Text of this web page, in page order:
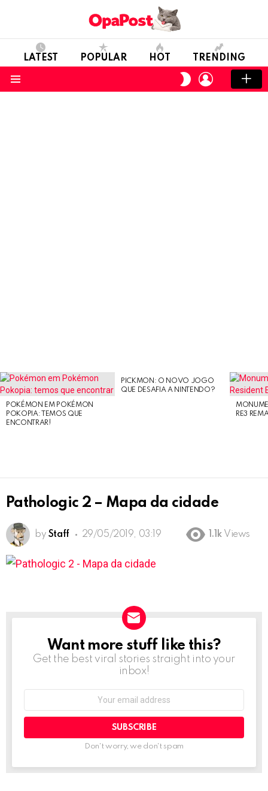
LATEST POPULAR HOT TRENDING
SWITCH
SKIN
LOGIN
LATEST
STORIES
POKÉMON EM POKÉMON
POKOPIA: TEMOS QUE
ENCONTRAR!
PICKMON: O NOVO JOGO
QUE DESAFIA A NINTENDO?
RE3
Pathologic 2 – Mapa da cidade
by Staff 29/05/2019, 03:19 1.1k Views
NEWSLETTER
Want more stuff like this?
Get the best viral stories straight into your
inbox!
Don't worry, we don't spam